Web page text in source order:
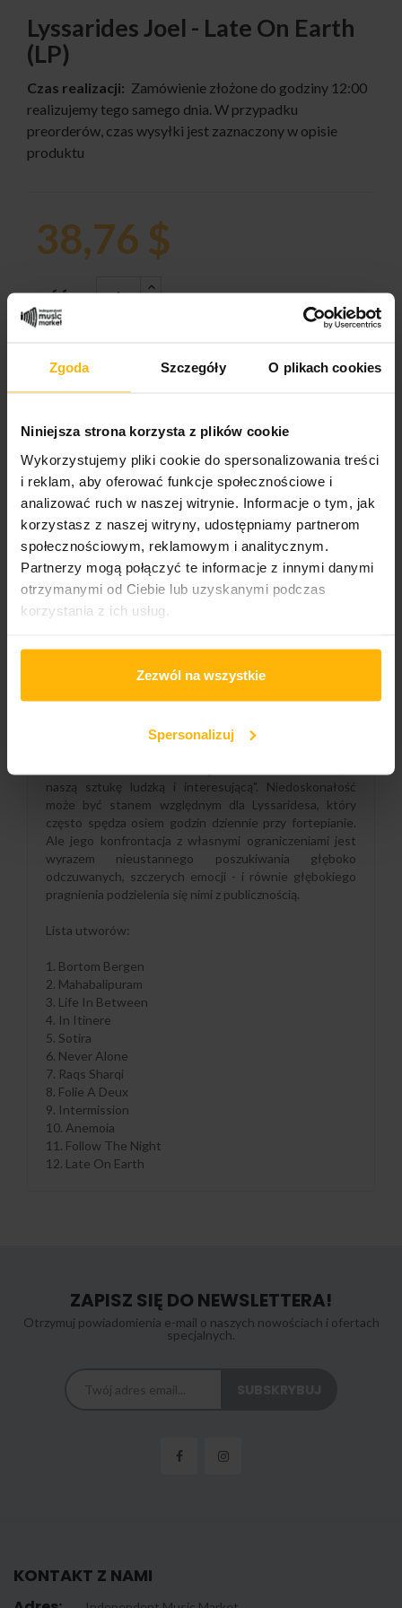
Zgoda Szczegóły O plikach cookies
Niniejsza strona korzysta z plików cookie
Wykorzystujemy pliki cookie do spersonalizowania treści
i reklam, aby oferować funkcje społecznościowe i
analizować ruch w naszej witrynie. Informacje o tym, jak
korzystasz z naszej witryny, udostępniamy partnerom
społecznościowym, reklamowym i analitycznym.
Partnerzy mogą połączyć te informacje z innymi danymi
otrzymanymi od Ciebie lub uzyskanymi podczas
korzystania z ich usług.
Zezwól na wszystkie
Spersonalizuj
Lyssarides Joel - Late On Earth
(LP)
Czas realizacji: Zamówienie złożone do godziny 12:00
realizujemy tego samego dnia. W przypadku
preorderów, czas wysyłki jest zaznaczony w opisie
produktu
38,76 $
ILOŚĆ:
DODAJ DO KOSZYKA
Gatunek:
Jazz
OPIS SZCZEGÓŁY PRODUKTU
samego siebie i ciągłego dialogu z producentem
Andreasem Brandisem. "Najważniejszą zmianą w
świadomie przekroczyłem swoje granice, a jednocześnie
naszą sztukę ludzką i interesującą". Niedoskonałość
może być stanem względnym dla Lyssaridesa, który
często spędza osiem godzin dziennie przy fortepianie.
Ale jego konfrontacja z własnymi ograniczeniami jest
wyrazem nieustannego poszukiwania głęboko
odczuwanych, szczerych emocji - i równie głębokiego
pragnienia podzielenia się nimi z publicznością.
Lista utworów:
1. Bortom Bergen
2. Mahabalipuram
3. Life In Between
4. In Itinere
5. Sotira
6. Never Alone
7. Raqs Sharqi
8. Folie A Deux
9. Intermission
10. Anemoia
11. Follow The Night
12. Late On Earth
ZAPISZ SIĘ DO NEWSLETTERA!
Otrzymuj powiadomienia e-mail o naszych nowościach i ofertach
specjalnych.
KONTAKT Z NAMI